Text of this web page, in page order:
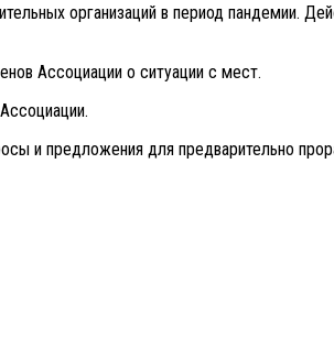
организаций в период пандемии.
Ассоциации о ситуации с мест.
и предложения для предварительно